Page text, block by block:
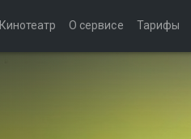
Кинотеатр О сервисе Тарифы